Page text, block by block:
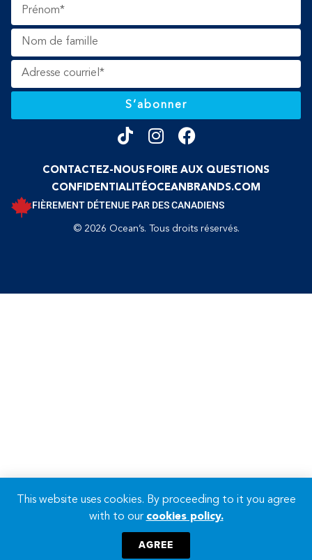
S’abonner
CONTACTEZ-NOUS FOIRE AUX QUESTIONS
CONFIDENTIALITÉOCEANBRANDS.COM
FIÈREMENT DÉTENUE PAR DES CANADIENS
© 2026 Ocean’s. Tous droits réservés.
This website uses cookies. By proceeding to it you agree
with to our cookies policy.
AGREE